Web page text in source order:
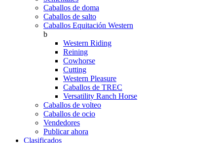
Caballos de doma
Caballos de salto
Caballos Equitación Western
b
Western Riding
Reining
Cowhorse
Cutting
Western Pleasure
Caballos de TREC
Versatility Ranch Horse
Caballos de volteo
Caballos de ocio
Vendedores
Publicar ahora
Clasificados